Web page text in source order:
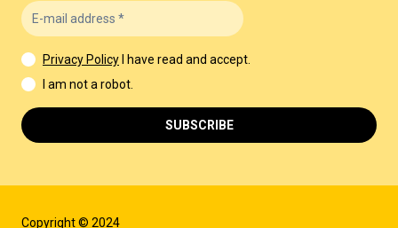
Copyright © 2024
Privacy Policy
I have read and accept.
I am not a robot.
SUBSCRIBE